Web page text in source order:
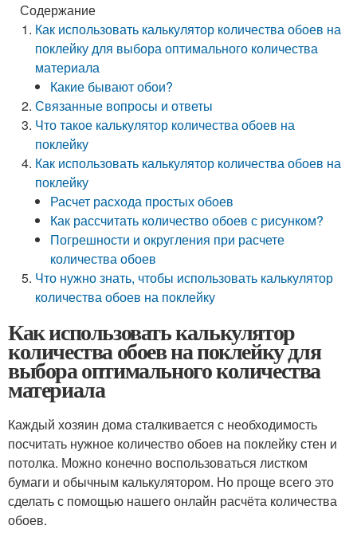
Содержание
Как использовать калькулятор количества обоев на
поклейку для выбора оптимального количества
материала
Какие бывают обои?
Связанные вопросы и ответы
Что такое калькулятор количества обоев на
поклейку
Как использовать калькулятор количества обоев на
поклейку
Расчет расхода простых обоев
Как рассчитать количество обоев с рисунком?
Погрешности и округления при расчете
количества обоев
Что нужно знать, чтобы использовать калькулятор
количества обоев на поклейку
Как использовать калькулятор
количества обоев на поклейку для
выбора оптимального количества
материала
Каждый хозяин дома сталкивается с необходимость
посчитать нужное количество обоев на поклейку стен и
потолка. Можно конечно воспользоваться листком
бумаги и обычным калькулятором. Но проще всего это
сделать с помощью нашего онлайн расчёта количества
обоев.